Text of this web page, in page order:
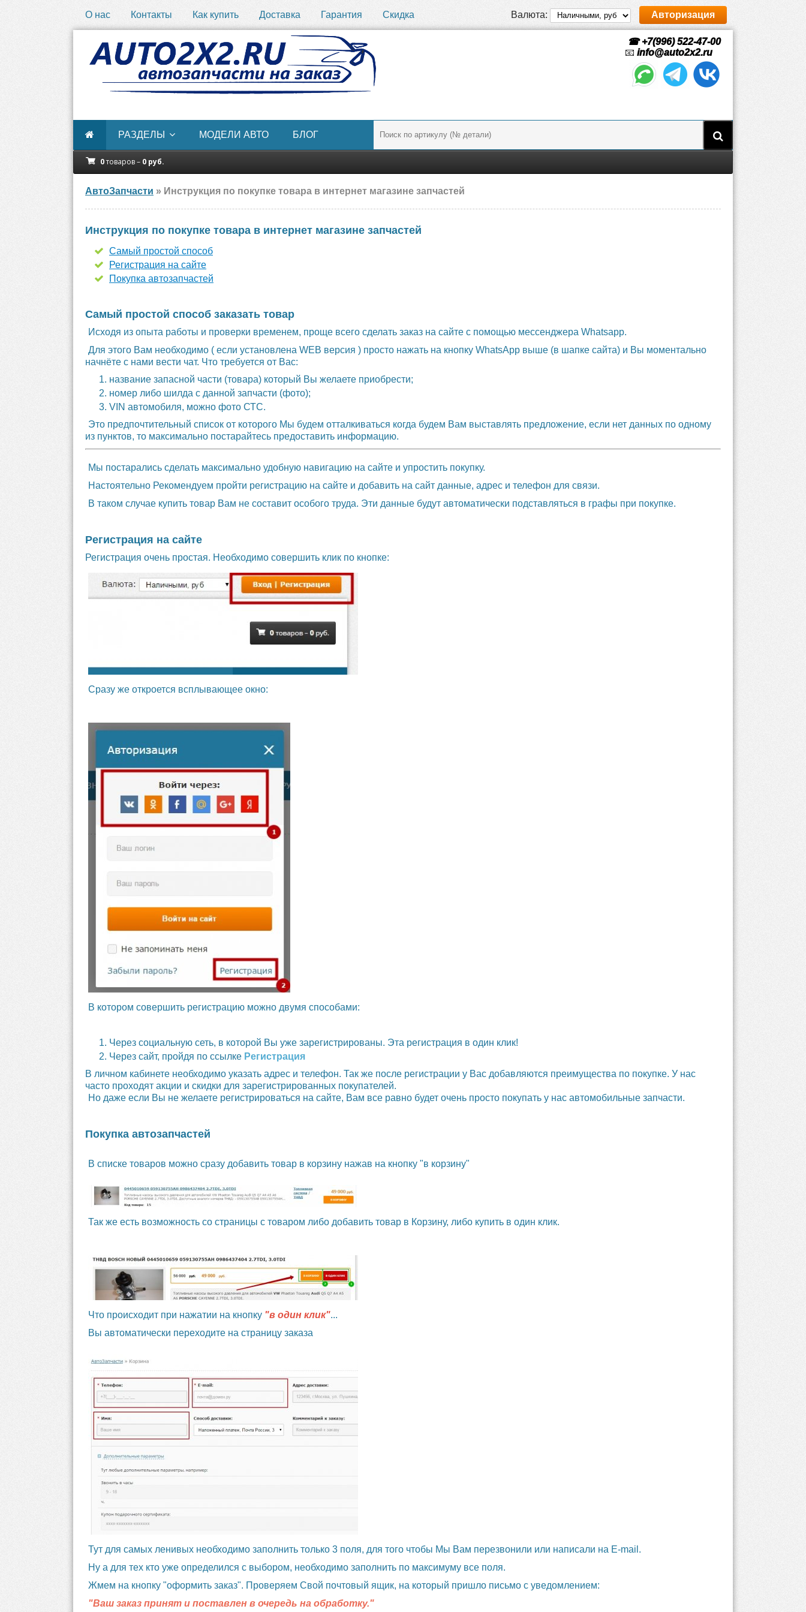
О нас Контакты Как купить Доставка Гарантия Скидка Валюта: Авторизация
☎ +7(996) 522-47-00
📧 info@auto2x2.ru
РАЗДЕЛЫ МОДЕЛИ АВТО БЛОГ
0товаров – 0 руб.
АвтоЗапчасти » Инструкция по покупке товара в интернет магазине запчастей
Инструкция по покупке товара в интернет магазине запчастей
Самый простой способ
Регистрация на сайте
Покупка автозапчастей
Самый простой способ заказать товар
Исходя из опыта работы и проверки временем, проще всего сделать заказ на сайте с помощью мессенджера Whatsapp.
Для этого Вам необходимо ( если установлена WEB версия ) просто нажать на кнопку WhatsApp выше (в шапке сайта) и Вы моментально
начнёте с нами вести чат. Что требуется от Вас:
название запасной части (товара) который Вы желаете приобрести;
номер либо шилда с данной запчасти (фото);
VIN автомобиля, можно фото СТС.
Это предпочтительный список от которого Мы будем отталкиваться когда будем Вам выставлять предложение, если нет данных по одному
из пунктов, то максимально постарайтесь предоставить информацию.
Мы постарались сделать максимально удобную навигацию на сайте и упростить покупку.
Настоятельно Рекомендуем пройти регистрацию на сайте и добавить на сайт данные, адрес и телефон для связи.
В таком случае купить товар Вам не составит особого труда. Эти данные будут автоматически подставляться в графы при покупке.
Регистрация на сайте
Регистрация очень простая. Необходимо совершить клик по кнопке:
Сразу же откроется всплывающее окно:
В котором совершить регистрацию можно двумя способами:
Через социальную сеть, в которой Вы уже зарегистрированы. Эта регистрация в один клик!
Через сайт, пройдя по ссылке Регистрация
В личном кабинете необходимо указать адрес и телефон. Так же после регистрации у Вас добавляются преимущества по покупке. У нас
часто проходят акции и скидки для зарегистрированных покупателей.
Но даже если Вы не желаете регистрироваться на сайте, Вам все равно будет очень просто покупать у нас автомобильные запчасти.
Покупка автозапчастей
В списке товаров можно сразу добавить товар в корзину нажав на кнопку "в корзину"
Так же есть возможность со страницы с товаром либо добавить товар в Корзину, либо купить в один клик.
Что происходит при нажатии на кнопку "в один клик"...
Вы автоматически переходите на страницу заказа
Тут для самых ленивых необходимо заполнить только 3 поля, для того чтобы Мы Вам перезвонили или написали на E-mail.
Ну а для тех кто уже определился с выбором, необходимо заполнить по максимуму все поля.
Жмем на кнопку "оформить заказ". Проверяем Свой почтовый ящик, на который пришло письмо с уведомлением:
"Ваш заказ принят и поставлен в очередь на обработку."